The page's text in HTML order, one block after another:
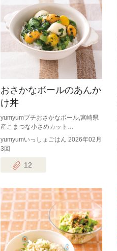
おさかなボールのあんか
け丼
yumyumプチおさかなボール,宮崎県
産こまつな小さめカット…
yumyumいっしょごはん 2026年02月
3回
12